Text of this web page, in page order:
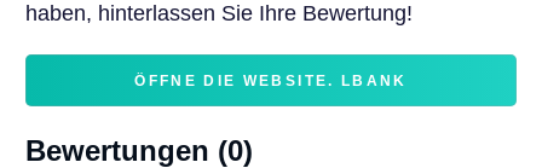
haben, hinterlassen Sie Ihre Bewertung!
ÖFFNE DIE WEBSITE. LBANK
Bewertungen (0)